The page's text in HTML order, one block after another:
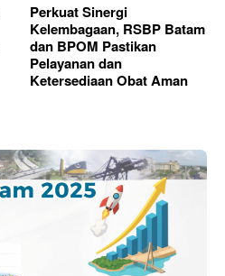
Perkuat Sinergi
Kelembagaan, RSBP Batam
dan BPOM Pastikan
Pelayanan dan
Ketersediaan Obat Aman